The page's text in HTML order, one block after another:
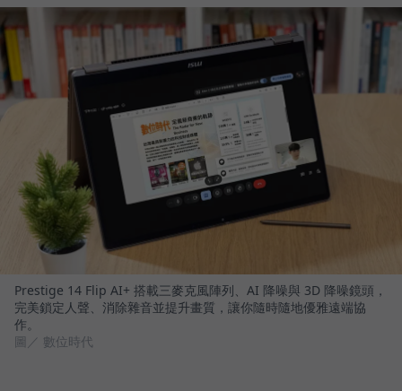
Prestige 14 Flip AI+ 搭載三麥克風陣列、AI 降噪與 3D 降噪鏡頭，
完美鎖定人聲、消除雜音並提升畫質，讓你隨時隨地優雅遠端協
作。
圖／ 數位時代